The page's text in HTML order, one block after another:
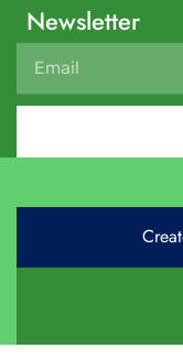
Newsletter